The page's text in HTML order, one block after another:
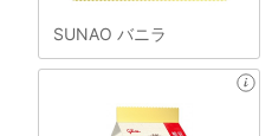
SUNAO バニラ